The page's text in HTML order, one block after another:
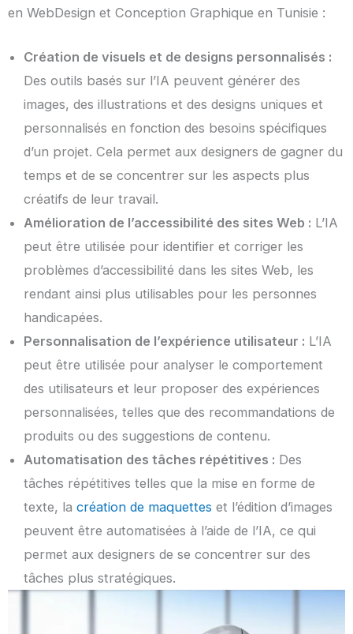
en WebDesign et Conception Graphique en Tunisie :
Création de visuels et de designs personnalisés :
Des outils basés sur l’IA peuvent générer des
images, des illustrations et des designs uniques et
personnalisés en fonction des besoins spécifiques
d’un projet. Cela permet aux designers de gagner du
temps et de se concentrer sur les aspects plus
créatifs de leur travail.
Amélioration de l’accessibilité des sites Web : L’IA
peut être utilisée pour identifier et corriger les
problèmes d’accessibilité dans les sites Web, les
rendant ainsi plus utilisables pour les personnes
handicapées.
Personnalisation de l’expérience utilisateur : L’IA
peut être utilisée pour analyser le comportement
des utilisateurs et leur proposer des expériences
personnalisées, telles que des recommandations de
produits ou des suggestions de contenu.
Automatisation des tâches répétitives : Des
tâches répétitives telles que la mise en forme de
texte, la création de maquettes et l’édition d’images
peuvent être automatisées à l’aide de l’IA, ce qui
permet aux designers de se concentrer sur des
tâches plus stratégiques.